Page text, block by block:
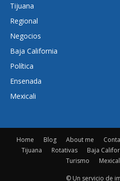
Tijuana
Regional
Negocios
Baja California
Política
Ensenada
Mexicali
Home Blog About me
Tijuana
Rotativas Baja
Turismo
© Un servicio de